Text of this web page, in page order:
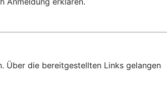
Über die bereitgestellten Links gelangen